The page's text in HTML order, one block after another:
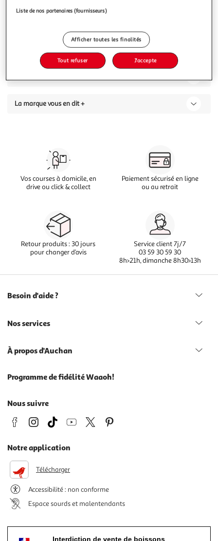
La marque vous en dit +
Vos courses à domicile, en
drive ou click & collect
Paiement sécurisé en ligne
ou au retrait
Retour produits : 30 jours
pour changer d’avis
Service client 7j/7
03 59 30 59 30
8h>21h, dimanche 8h30>13h
Besoin d'aide ?
Nos services
À propos d'Auchan
Programme de fidélité Waaoh!
Nous suivre
Notre application
Télécharger
Accessibilité : non conforme
Espace sourds et malentendants
Interdiction de vente de boissons
Liste de nos partenaires (fournisseurs)
Afficher toutes les finalités
Tout refuser J'accepte